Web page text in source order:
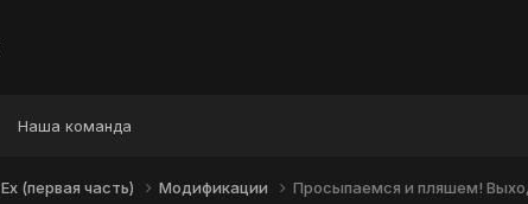
Наша команда
(первая часть) Модификации Просыпаемся и пляшем!